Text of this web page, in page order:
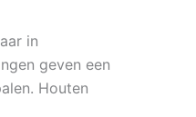
in
geven een
Houten